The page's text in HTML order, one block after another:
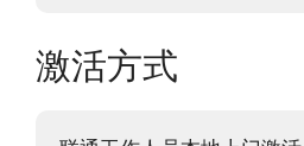
激活方式